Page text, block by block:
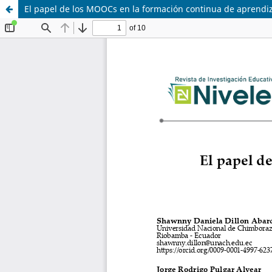
El papel de los MOOCs en la formación continua de